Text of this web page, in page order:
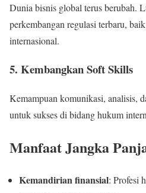
Dunia bisnis global terus berubah.
perkembangan regulasi terbaru,
internasional.
5. Kembangkan Soft Skills
Kemampuan komunikasi, analisis,
untuk sukses di bidang hukum
Manfaat Jangka
Kemandirian finansial: Profesi